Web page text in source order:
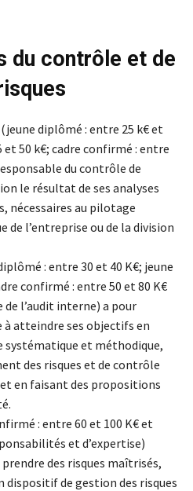
du contrôle et de
(jeune diplômé : entre 25 k€ et
et 50 k€; cadre confirmé : entre
du contrôle de
le résultat de ses analyses
nécessaires au pilotage
l’entreprise ou de la division
: entre 30 et 40 K€; jeune
confirmé : entre 50 et 80 K€
l’audit interne) a pour
à atteindre ses objectifs en
systématique et méthodique,
des risques et de contrôle
en faisant des propositions
: entre 60 et 100 K€ et
et d’expertise)
des risques maîtrisés,
de gestion des risques